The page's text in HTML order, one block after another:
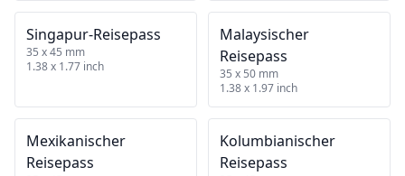
Singapur‑Reisepass
35 x 45 mm
1.38 x 1.77 inch
Malaysischer
Reisepass
35 x 50 mm
1.38 x 1.97 inch
Mexikanischer
Reisepass
Kolumbianischer
Reisepass